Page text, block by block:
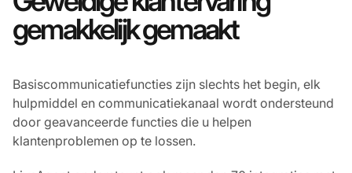
gemakkelijk gemaakt
Basiscommunicatiefuncties zijn slechts het begin, elk
hulpmiddel en communicatiekanaal wordt ondersteund
door geavanceerde functies die u helpen
klantenproblemen op te lossen.